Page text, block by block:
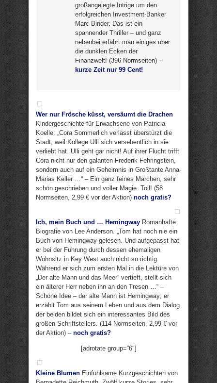
großangelegte Intrige um den
erfolgreichen Investment-Banker
Marc Binder. Das ist ein
spannender Thriller – und ganz
nebenbei erfährt man einiges über
die dunklen Ecken der
Finanzwelt! (396 Normseiten) –
kurze Zeit nur 99 Cent!
Wer nur Frösche küsst, versäumt die Drachen
Kindergeschichte für Erwachsene von Patricia
Koelle: „Cora Sommerlich verlässt überstürzt die
Stadt, weil Kollege Ulli sich versehentlich in sie
verliebt hat. Ulli geht gar nicht! Auf ihrer Flucht trifft
Cora nicht nur den galanten Frederik Fehringstein,
sondern auch auf ein Geheimnis in Großtante Anna-
Marias Keller …“ – Ein ganz feines Märchen, sehr
schön geschrieben und voller Magie. Toll! (58
Normseiten, 2,99 € vor der Aktion) noch gratis?
Ich, mein Buch und … Hemingway Romanhafte
Biografie von Lee Anderson. „Tom hat noch nie ein
Buch von Hemingway gelesen. Und aufgepasst hat
er bei der Führung durch dessen ehemaligen
Wohnsitz in Key West auch nicht so richtig.
Während er sich zum ersten Mal in die Lektüre von
„Der alte Mann und das Meer“ vertieft, stellt sich
ein älterer Herr neben ihn an den Tresen …“ –
Schöne Idee – der alte Mann ist Hemingway; er
erzählt Tom aus seinem Leben und aus dem Dialog
der beiden bildet sich ein interessantes Bild des
großen Schriftstellers. (114 Normseiten, 2,99 € vor
der Aktion) – noch gratis?
[adrotate group=“6″]
Kleine Blumen Einfühlsame Kurzgeschichten von